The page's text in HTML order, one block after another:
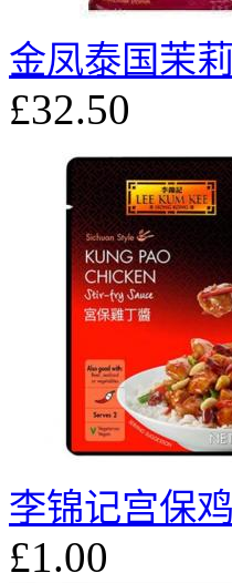
金凤泰国茉
£32.50
李锦记宫保
£1.00